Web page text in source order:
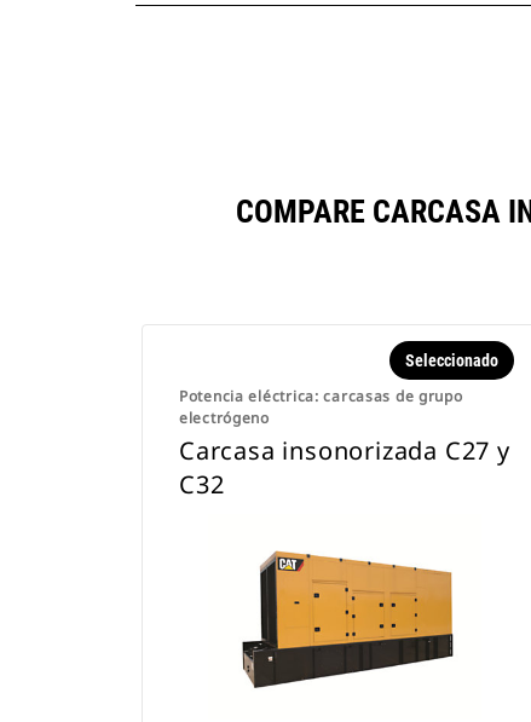
COMPARE CARCASA
Potencia eléctrica: carcasas de grupo
electrógeno
Seleccionado
Carcasa insonorizada C27 y
C32